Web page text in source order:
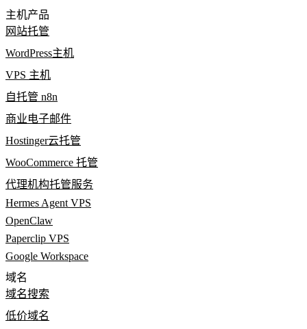
主机产品
网站托管
WordPress主机
VPS 主机
自托管 n8n
商业电子邮件
Hostinger云托管
WooCommerce 托管
代理机构托管服务
Hermes Agent VPS
OpenClaw
Paperclip VPS
Google Workspace
域名
域名搜索
低价域名